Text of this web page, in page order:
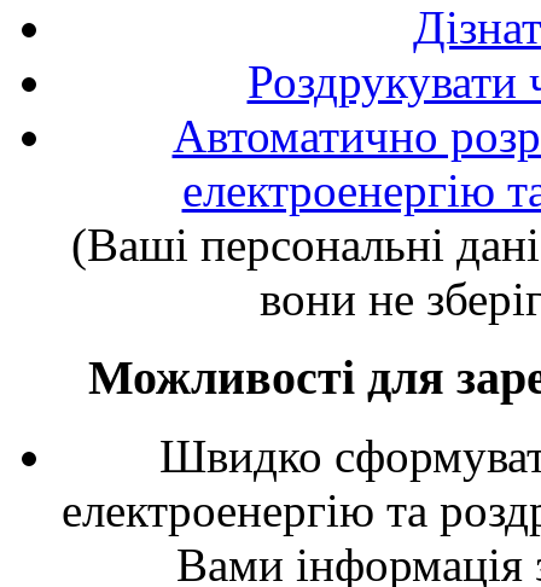
Роздрукувати
Автоматично
електроенергію
(Ваші персональні
вони не
Можливості для
Швидко
електроенергію та
Вами інформація